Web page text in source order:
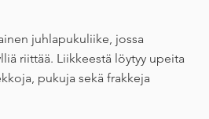
juhlapukuliike, jossa
riittää. Liikkeestä löytyy upeita
pukuja sekä frakkeja